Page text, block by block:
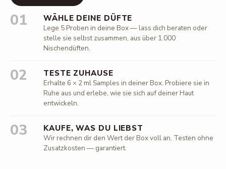
01 WÄHLE DEINE DÜFTE
Lege 5 Proben in deine Box — lass dich beraten oder
stelle sie selbst zusammen, aus über 1.000
Nischendüften.
02 TESTE ZUHAUSE
Erhalte 6 × 2 ml Samples in deiner Box. Probiere sie in
Ruhe aus und erlebe, wie sie sich auf deiner Haut
entwickeln.
03 KAUFE, WAS DU LIEBST
Wir rechnen dir den Wert der Box voll an. Testen ohne
Zusatzkosten — garantiert.